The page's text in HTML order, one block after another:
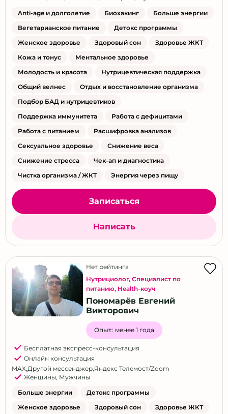
Anti-age и долголетие Биохакинг
Больше энергии
Вегетарианское питание
Детокс программы
Женское здоровье
Здоровый сон
Здоровье ЖКТ
Кожа и тонус
Ментальное здоровье
Молодость и красота
Нутрицевтическая поддержка
Общий велнес
Отдых и восстановление организма
Подбор БАД и нутрицевтиков
Поддержка иммунитета
Работа с дефицитами
Работа с питанием
Расшифровка анализов
Сексуальное здоровье
Снижение веса
Снижение стресса
Чек-ап и диагностика
Чистка организма / ЖКТ
Энергия через пищу
Записаться
Написать
Нет рейтинга
Нутрициолог, Специалист по
питанию, Health-коуч
Пономарёв Евгений
Викторович
Опыт: менее 1 года
Бесплатная экспресс-консультация
Онлайн консультация
MAX,Другой мессенджер,Яндекс Телемост/Zoom
Женщины, Мужчины
Больше энергии
Детокс программы
Женское здоровье
Здоровый сон
Здоровье ЖКТ